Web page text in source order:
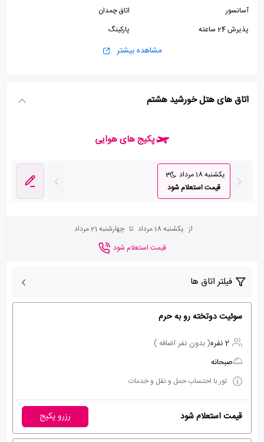
آسانسور
اتاق چمدان
پذیرش 24 ساعته
پارکینگ
مشاهده بیشتر
اتاق های هتل خورشید هشتم
پکیج های هوایی
یکشنبه 18 مرداد
3
قیمت استعلام شود
از یکشنبه 18 مرداد تا چهارشنبه 21 مرداد
قیمت استعلام شود
فیلتر اتاق ها
سوئیت دوتخته رو به حرم
2 نفره
( بدون نفر اضافه )
صبحانه
تور با احتساب حمل و نقل و خدمات
قیمت استعلام شود رزرو پکیج